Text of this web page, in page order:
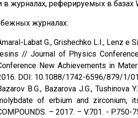
в журналах, реферируемых в базах
журналах:
Labat G., Grishechko L.I., Lenz e
// Journal of Physics
New Achievements in
DOI: 10.1088/1742-6596/879/1/
B.G., Bazarova J.G., Tushinova
of erbium and zirconium,
– 2017. – V.701. -